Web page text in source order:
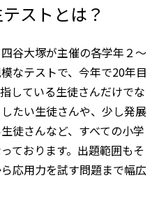
ストとは？
谷大塚が主催の各学年２～
なテストで、今年で20年目
している生徒さんだけでな
たい生徒さんや、少し発展
徒さんなど、すべての小学
ております。出題範囲もそ
応用力を試す問題まで幅広